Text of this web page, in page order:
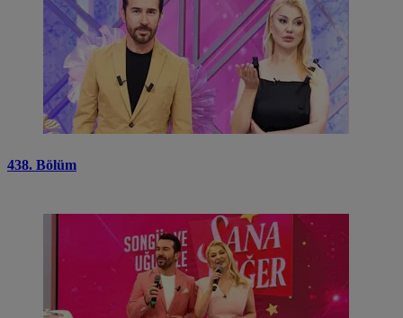
438. Bölüm